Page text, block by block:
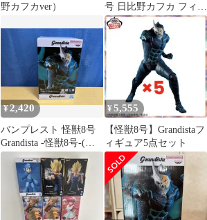
野カフカver）
号 日比野カフカ フィギ
ュア
¥2,420
バンプレスト 怪獣8号
Grandista -怪獣8号-(日
比野カフカver.) 怪獣8
¥ 5,555
【怪獣8号】Grandistaフ
ィギュア5点セット